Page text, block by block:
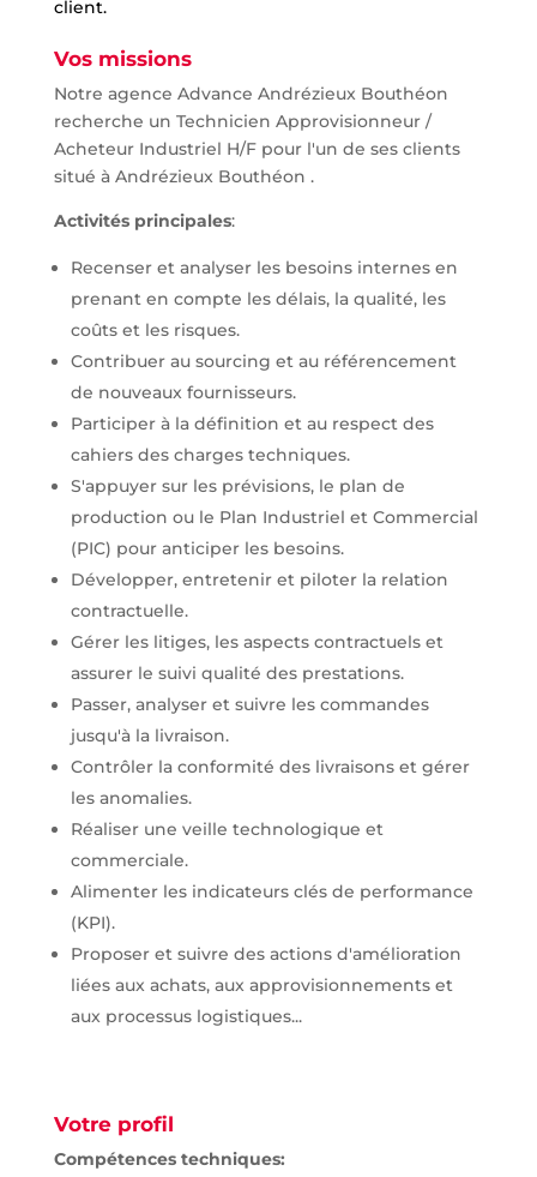
client.
Vos missions
Notre agence Advance Andrézieux Bouthéon
recherche un Technicien Approvisionneur /
Acheteur Industriel H/F pour l'un de ses clients
situé à Andrézieux Bouthéon .
Activités principales:
Recenser et analyser les besoins internes en
prenant en compte les délais, la qualité, les
coûts et les risques.
Contribuer au sourcing et au référencement
de nouveaux fournisseurs.
Participer à la définition et au respect des
cahiers des charges techniques.
S'appuyer sur les prévisions, le plan de
production ou le Plan Industriel et Commercial
(PIC) pour anticiper les besoins.
Développer, entretenir et piloter la relation
contractuelle.
Gérer les litiges, les aspects contractuels et
assurer le suivi qualité des prestations.
Passer, analyser et suivre les commandes
jusqu'à la livraison.
Contrôler la conformité des livraisons et gérer
les anomalies.
Réaliser une veille technologique et
commerciale.
Alimenter les indicateurs clés de performance
(KPI).
Proposer et suivre des actions d'amélioration
liées aux achats, aux approvisionnements et
aux processus logistiques...
Votre profil
Compétences techniques: